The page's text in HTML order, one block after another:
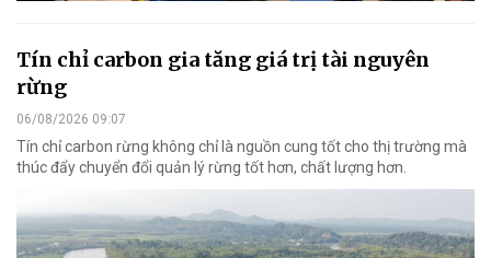
Tín chỉ carbon gia tăng giá trị tài nguyên
rừng
06/08/2026 09:07
Tín chỉ carbon rừng không chỉ là nguồn cung tốt cho thị trường mà
thúc đẩy chuyển đổi quản lý rừng tốt hơn, chất lượng hơn.